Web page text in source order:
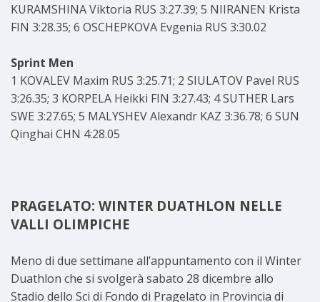
KURAMSHINA Viktoria RUS 3:27.39; 5 NIIRANEN Krista
FIN 3:28.35; 6 OSCHEPKOVA Evgenia RUS 3:30.02
Sprint Men
1 KOVALEV Maxim RUS 3:25.71; 2 SIULATOV Pavel RUS
3:26.35; 3 KORPELA Heikki FIN 3:27.43; 4 SUTHER Lars
SWE 3:27.65; 5 MALYSHEV Alexandr KAZ 3:36.78; 6 SUN
Qinghai CHN 4:28.05
PRAGELATO: WINTER DUATHLON NELLE
VALLI OLIMPICHE
Meno di due settimane all’appuntamento con il Winter
Duathlon che si svolgerà sabato 28 dicembre allo
Stadio dello Sci di Fondo di Pragelato in Provincia di